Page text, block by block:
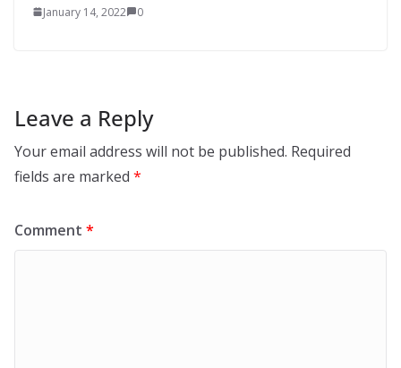
January 14, 2022 0
Leave a Reply
Your email address will not be published. Required
fields are marked *
Comment *